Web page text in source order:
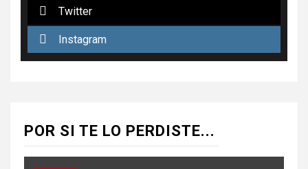
Twitter
Instagram
POR SI TE LO PERDISTE...